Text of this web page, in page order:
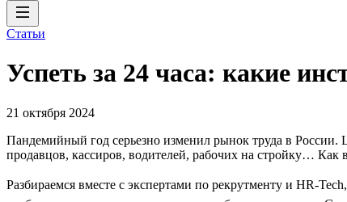
Статьи
Успеть за 24 часа: какие
21 октября 2024
Пандемийный год серьезно изменил рынок труда в России.
продавцов, кассиров, водителей, рабочих на стройку… Как
Разбираемся вместе с экспертами по рекрутменту и HR-